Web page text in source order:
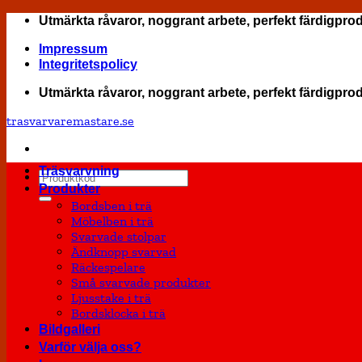
Skip
content
Utmärkta råvaror, noggrant arbete, perfekt
Impressum
Integritetspolicy
Utmärkta råvaror, noggrant arbete, perfekt
trasvarvaremastare.se
Sök
efter:
Träsvarvning
Produkter
Bordsben i trä
Möbelben i trä
Svarvade stolpar
Ändknopp svarvad
Räckespelare
Små svarvade produkter
Ljusstake i trä
Bordsklocka i trä
Bildgalleri
Varför välja oss?